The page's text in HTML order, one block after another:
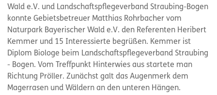
Wald e.V. und Landschaftspflegeverband Straubing-Bogen
konnte Gebietsbetreuer Matthias Rohrbacher vom
Naturpark Bayerischer Wald e.V. den Referenten Heribert
Kemmer und 15 Interessierte begrüßen. Kemmer ist
Diplom Biologe beim Landschaftspflegeverband Straubing
- Bogen. Vom Treffpunkt Hinterwies aus startete man
Richtung Pröller. Zunächst galt das Augenmerk dem
Magerrasen und Wäldern an den unteren Hängen.